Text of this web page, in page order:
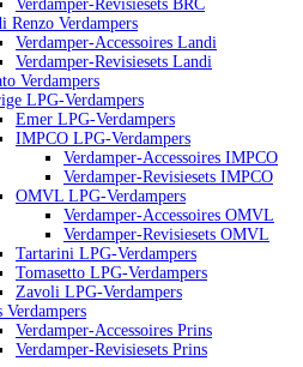
Verdamper-Revisiesets BRC
Renzo Verdampers
Verdamper-Accessoires Landi
Verdamper-Revisiesets Landi
Verdampers
LPG-Verdampers
Emer LPG-Verdampers
IMPCO LPG-Verdampers
Verdamper-Accessoires IMPCO
Verdamper-Revisiesets IMPCO
OMVL LPG-Verdampers
Verdamper-Accessoires OMVL
Verdamper-Revisiesets OMVL
Tartarini LPG-Verdampers
Tomasetto LPG-Verdampers
Zavoli LPG-Verdampers
Verdampers
Verdamper-Accessoires Prins
Verdamper-Revisiesets Prins